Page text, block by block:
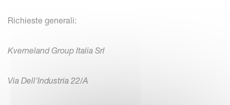
Richieste generali:
Kverneland Group Italia Srl
Via Dell'Industria 22/A